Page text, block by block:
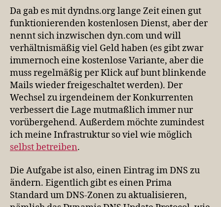
Da gab es mit dyndns.org lange Zeit einen gut
funktionierenden kostenlosen Dienst, aber der
nennt sich inzwischen dyn.com und will
verhältnismäßig viel Geld haben (es gibt zwar
immernoch eine kostenlose Variante, aber die
muss regelmäßig per Klick auf bunt blinkende
Mails wieder freigeschaltet werden). Der
Wechsel zu irgendeinem der Konkurrenten
verbessert die Lage mutmaßlich immer nur
vorübergehend. Außerdem möchte zumindest
ich meine Infrastruktur so viel wie möglich
selbst betreiben.
Die Aufgabe ist also, einen Eintrag im DNS zu
ändern. Eigentlich gibt es einen Prima
Standard um DNS-Zonen zu aktualisieren,